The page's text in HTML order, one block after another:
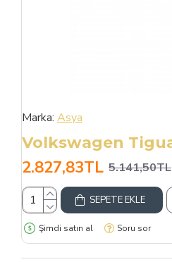
Marka: Asya
2.827,83TL 5.141,50TL
SEPETE EKLE
Şimdi satın al Soru sor